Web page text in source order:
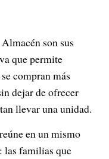
son sus
que permite
compran más
dejar de ofrecer
llevar una unidad.
en un mismo
las familias que